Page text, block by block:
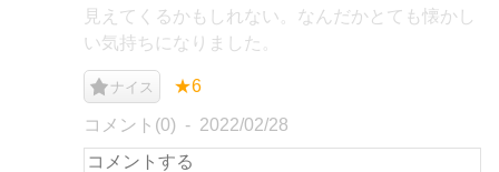
見えてくるかもしれない。なんだかとても懐かし
い気持ちになりました。
ナイス ★6
コメント(0) 2022/02/28